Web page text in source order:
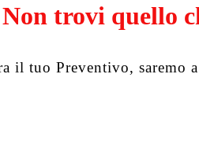
Non trovi quello
il tuo Preventivo, saremo